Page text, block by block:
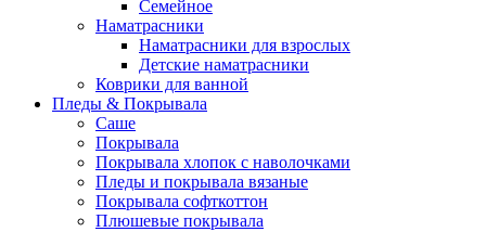
Семейное
Наматрасники
Наматрасники для взрослых
Детские наматрасники
Коврики для ванной
Пледы & Покрывала
Саше
Покрывала
Покрывала хлопок с наволочками
Пледы и покрывала вязаные
Покрывала софткоттон
Плюшевые покрывала